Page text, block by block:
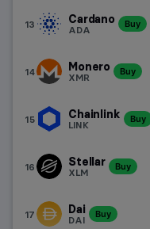
13 Cardano
ADA
Buy
14 Monero
XMR
Buy
15 Chainlink
LINK
Buy
16 Stellar
XLM
Buy
17 Dai
DAI
Buy